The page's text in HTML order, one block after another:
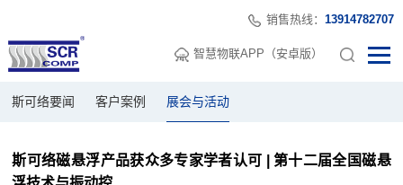
销售热线： 13914782707
智慧物联APP（安卓版）
斯可络要闻 客户案例 展会与活动
斯可络磁悬浮产品获众多专家学者认可 | 第十二届全国磁悬